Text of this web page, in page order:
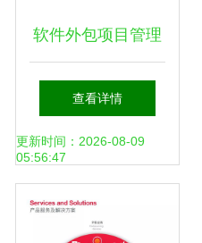
软件外包项目管理
的策略与实践 如何
确保软件外包服务
的成功
查看详情
更新时间：2026-08-09
05:56:47